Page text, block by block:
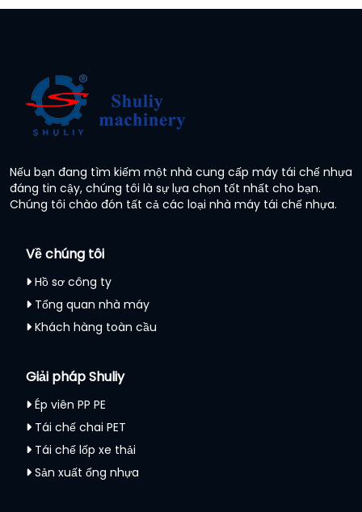
Nếu bạn đang tìm kiếm một nhà cung cấp máy tái chế nhựa
đáng tin cậy, chúng tôi là sự lựa chọn tốt nhất cho bạn.
Chúng tôi chào đón tất cả các loại nhà máy tái chế nhựa.
Về chúng tôi
Hồ sơ công ty
Tổng quan nhà máy
Khách hàng toàn cầu
Giải pháp Shuliy
Ép viên PP PE
Tái chế chai PET
Tái chế lốp xe thải
Sản xuất ống nhựa